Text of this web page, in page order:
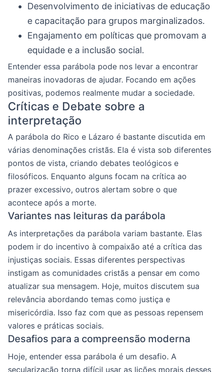
Desenvolvimento de iniciativas de educação
e capacitação para grupos marginalizados.
Engajamento em políticas que promovam a
equidade e a inclusão social.
Entender essa parábola pode nos levar a encontrar
maneiras inovadoras de ajudar. Focando em ações
positivas, podemos realmente mudar a sociedade.
Críticas e Debate sobre a
interpretação
A parábola do Rico e Lázaro é bastante discutida em
várias denominações cristãs. Ela é vista sob diferentes
pontos de vista, criando debates teológicos e
filosóficos. Enquanto alguns focam na crítica ao
prazer excessivo, outros alertam sobre o que
acontece após a morte.
Variantes nas leituras da parábola
As interpretações da parábola variam bastante. Elas
podem ir do incentivo à compaixão até a crítica das
injustiças sociais. Essas diferentes perspectivas
instigam as comunidades cristãs a pensar em como
atualizar sua mensagem. Hoje, muitos discutem sua
relevância abordando temas como justiça e
misericórdia. Isso faz com que as pessoas repensem
valores e práticas sociais.
Desafios para a compreensão moderna
Hoje, entender essa parábola é um desafio. A
secularização torna difícil usar as lições morais desses